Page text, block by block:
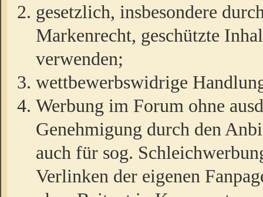
gesetzlich, insbesondere
Markenrecht, geschützte
verwenden;
wettbewerbswidrige
Werbung im Forum ohne
Genehmigung durch den
auch für sog.
Verlinken der eigenen